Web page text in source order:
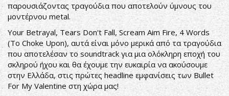
παρουσιάζοντας τραγούδια που αποτελούν ύμνους του
μοντέρνου metal.
Your Betrayal, Tears Don't Fall, Scream Aim Fire, 4 Words
(To Choke Upon), αυτά είναι μόνο μερικά από τα τραγούδια
που αποτελέσαν το soundtrack για μια ολόκληρη εποχή του
σκληρού ήχου και θα έχουμε την ευκαιρία να ακούσουμε
στην Ελλάδα, στις πρώτες headline εμφανίσεις των Bullet
For My Valentine στη χώρα μας!